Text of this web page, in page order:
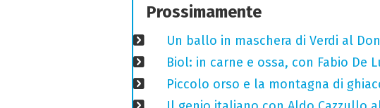
Prossimamente
Un ballo in maschera di Verdi al
Biol: in carne e ossa, con Fabio De
Piccolo orso e la montagna di